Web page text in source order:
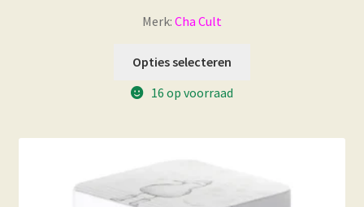
Merk: Cha Cult
Opties selecteren
16 op voorraad